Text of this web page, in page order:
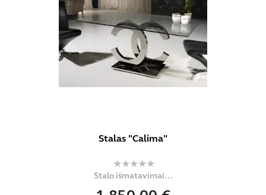
Stalas "Calima"
Stalo išmatavimai...